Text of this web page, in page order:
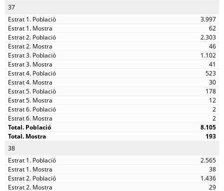
37
3.997
62
2.303
46
1.102
41
523
30
178
12
2
2
8.105
193
38
2.565
38
1.436
29